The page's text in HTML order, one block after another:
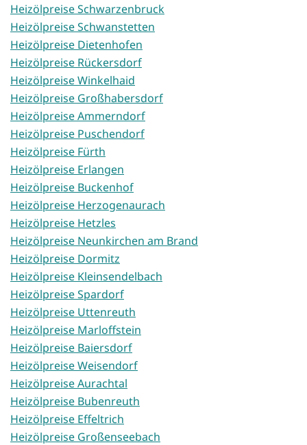
Heizölpreise Schwarzenbruck
Heizölpreise Schwanstetten
Heizölpreise Dietenhofen
Heizölpreise Rückersdorf
Heizölpreise Winkelhaid
Heizölpreise Großhabersdorf
Heizölpreise Ammerndorf
Heizölpreise Puschendorf
Heizölpreise Fürth
Heizölpreise Erlangen
Heizölpreise Buckenhof
Heizölpreise Herzogenaurach
Heizölpreise Hetzles
Heizölpreise Neunkirchen am Brand
Heizölpreise Dormitz
Heizölpreise Kleinsendelbach
Heizölpreise Spardorf
Heizölpreise Uttenreuth
Heizölpreise Marloffstein
Heizölpreise Baiersdorf
Heizölpreise Weisendorf
Heizölpreise Aurachtal
Heizölpreise Bubenreuth
Heizölpreise Effeltrich
Heizölpreise Großenseebach